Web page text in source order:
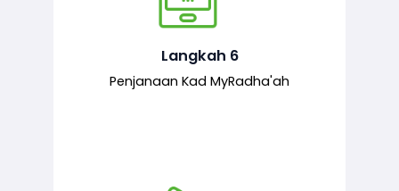
Langkah 6
Penjanaan Kad MyRadha'ah
Setelah permohonan diluluskan, kad
MyRadha’ah akan dijana.